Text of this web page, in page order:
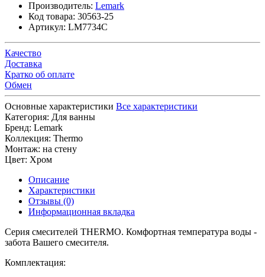
Производитель: Lemark
Код товара: 30563-25
Артикул: LM7734C
Качество
Доставка
Кратко об оплате
Обмен
Основные характеристики Все характеристики
Категория: Для ванны
Бренд: Lemark
Коллекция: Thermo
Монтаж: на стену
Цвет: Хром
Описание
Характеристики
Отзывы (0)
Информационная вкладка
Серия смесителей THERMO. Комфортная температура воды -
забота Вашего смесителя.
Комплектация: